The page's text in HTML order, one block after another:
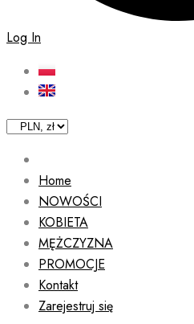
Log In
Home
NOWOŚCI
KOBIETA
MĘŻCZYZNA
PROMOCJE
Kontakt
Zarejestruj się